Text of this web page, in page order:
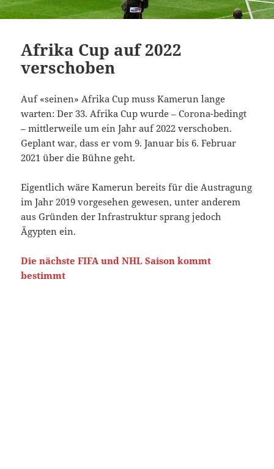
Afrika Cup auf 2022
verschoben
Auf «seinen» Afrika Cup muss Kamerun lange
warten: Der 33. Afrika Cup wurde – Corona-bedingt
– mittlerweile um ein Jahr auf 2022 verschoben.
Geplant war, dass er vom 9. Januar bis 6. Februar
2021 über die Bühne geht.
Eigentlich wäre Kamerun bereits für die Austragung
im Jahr 2019 vorgesehen gewesen, unter anderem
aus Gründen der Infrastruktur sprang jedoch
Ägypten ein.
Die nächste FIFA und NHL Saison kommt
bestimmt